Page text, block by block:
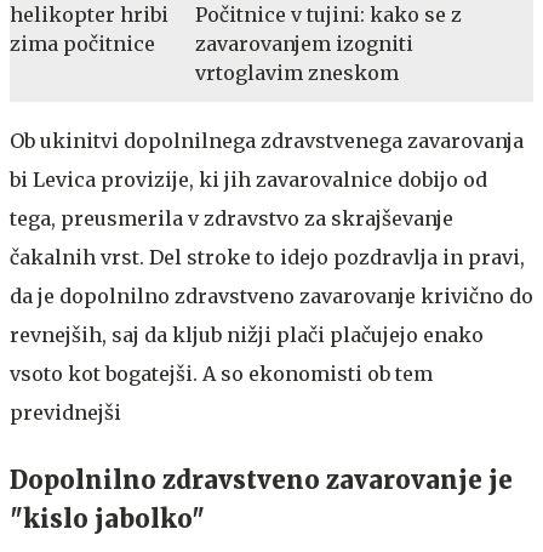
Počitnice v tujini: kako se z
zavarovanjem izogniti
vrtoglavim zneskom
Ob ukinitvi dopolnilnega zdravstvenega zavarovanja
bi Levica provizije, ki jih zavarovalnice dobijo od
tega, preusmerila v zdravstvo za skrajševanje
čakalnih vrst. Del stroke to idejo pozdravlja in pravi,
da je dopolnilno zdravstveno zavarovanje krivično do
revnejših, saj da kljub nižji plači plačujejo enako
vsoto kot bogatejši. A so ekonomisti ob tem
previdnejši
Dopolnilno zdravstveno zavarovanje je
"kislo jabolko"